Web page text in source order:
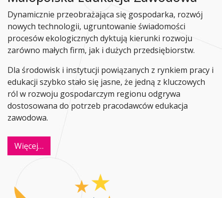
Dynamicznie przeobrażająca się gospodarka, rozwój
nowych technologii, ugruntowanie świadomości
procesów ekologicznych dyktują kierunki rozwoju
zarówno małych firm, jak i dużych przedsiębiorstw.
Dla środowisk i instytucji powiązanych z rynkiem pracy i
edukacji szybko stało się jasne, że jedną z kluczowych
ról w rozwoju gospodarczym regionu odgrywa
dostosowana do potrzeb pracodawców edukacja
zawodowa.
Więcej…